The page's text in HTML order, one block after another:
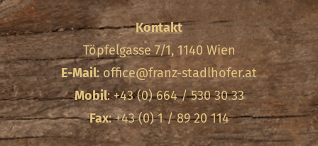
Kontakt
Töpfelgasse 7/1, 1140 Wien
E-Mail:office@franz-stadlhofer.at
Mobil: +43 (0) 664 / 530 30 33
Fax: +43 (0) 1 / 89 20 114